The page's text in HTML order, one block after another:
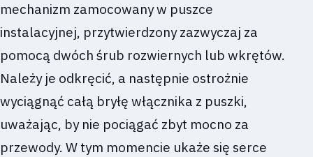
mechanizm zamocowany w puszce
instalacyjnej, przytwierdzony zazwyczaj za
pomocą dwóch śrub rozwiernych lub wkrętów.
Należy je odkręcić, a następnie ostrożnie
wyciągnąć całą bryłę włącznika z puszki,
uważając, by nie pociągać zbyt mocno za
przewody. W tym momencie ukaże się serce